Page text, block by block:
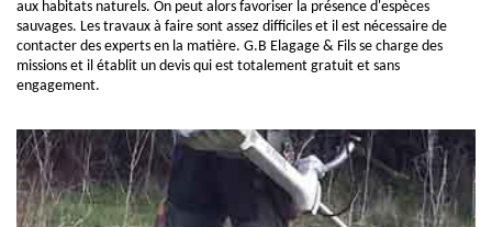
aux habitats naturels. On peut alors favoriser la présence d'espèces
sauvages. Les travaux à faire sont assez difficiles et il est nécessaire de
contacter des experts en la matière. G.B Elagage & Fils se charge des
missions et il établit un devis qui est totalement gratuit et sans
engagement.